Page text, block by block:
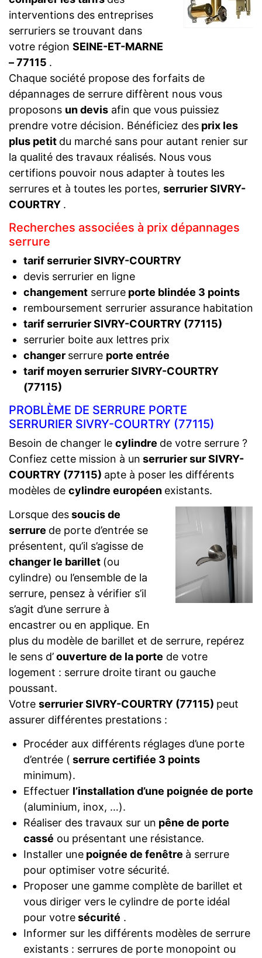
interventions des entreprises
serruriers se trouvant dans
votre région SEINE-ET-MARNE
– 77115 .
Chaque société propose des forfaits de
dépannages de serrure diffèrent nous vous
proposons un devis afin que vous puissiez
prendre votre décision. Bénéficiez des prix les
plus petit du marché sans pour autant renier sur
la qualité des travaux réalisés. Nous vous
certifions pouvoir nous adapter à toutes les
serrures et à toutes les portes, serrurier SIVRY-
COURTRY .
Recherches associées à prix dépannages
serrure
tarif serrurier SIVRY-COURTRY
devis serrurier en ligne
changementserrureporte blindée 3 points
remboursement serrurier assurance habitation
tarif serrurier SIVRY-COURTRY (77115)
serrurier boite aux lettres prix
changer serrure porte entrée
tarif moyen serrurier SIVRY-COURTRY
(77115)
PROBLÈME DE SERRURE PORTE
SERRURIER SIVRY-COURTRY (77115)
Besoin de changer le cylindre de votre serrure ?
Confiez cette mission à un serrurier sur SIVRY-
COURTRY (77115) apte à poser les différents
modèles de cylindre européen existants.
Lorsque dessoucis de
serrure de porte d’entrée se
présentent, qu’il s’agisse de
changer le barillet (ou
cylindre) ou l’ensemble de la
serrure, pensez à vérifier s’il
s’agit d’une serrure à
encastrer ou en applique. En
plus du modèle de barillet et de serrure, repérez
le sens d’ouverture de la porte de votre
logement : serrure droite tirant ou gauche
poussant.
Votre serrurier SIVRY-COURTRY (77115) peut
assurer différentes prestations :
Procéder aux différents réglages d’une porte
d’entrée ( serrure certifiée 3 points
minimum).
Effectuer l’installation d’une poignée de porte
(aluminium, inox, …).
Réaliser des travaux sur un pêne de porte
cassé ou présentant une résistance.
Installer unepoignée de fenêtre à serrure
pour optimiser votre sécurité.
Proposer une gamme complète de barillet et
vous diriger vers le cylindre de porte idéal
pour votresécurité .
Informer sur les différents modèles de serrure
existants : serrures de porte monopoint ou